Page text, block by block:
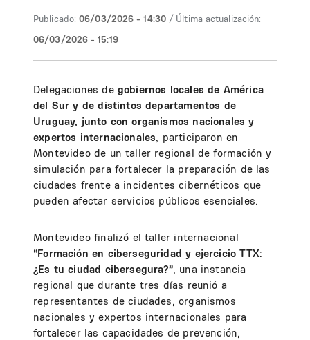
Publicado: 06/03/2026 - 14:30 / Última actualización:
06/03/2026 - 15:19
Delegaciones de gobiernos locales de América
del Sur y de distintos departamentos de
Uruguay, junto con organismos nacionales y
expertos internacionales, participaron en
Montevideo de un taller regional de formación y
simulación para fortalecer la preparación de las
ciudades frente a incidentes cibernéticos que
pueden afectar servicios públicos esenciales.
Montevideo finalizó el taller internacional
“Formación en ciberseguridad y ejercicio TTX:
¿Es tu ciudad cibersegura?”, una instancia
regional que durante tres días reunió a
representantes de ciudades, organismos
nacionales y expertos internacionales para
fortalecer las capacidades de prevención,